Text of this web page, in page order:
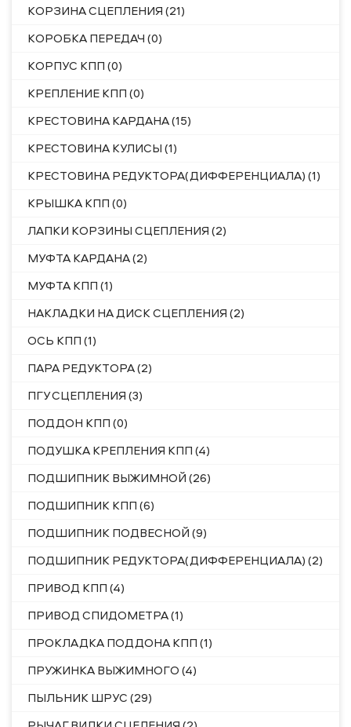
КОРЗИНА СЦЕПЛЕНИЯ (21)
КОРОБКА ПЕРЕДАЧ (0)
КОРПУС КПП (0)
КРЕПЛЕНИЕ КПП (0)
КРЕСТОВИНА КАРДАНА (15)
КРЕСТОВИНА КУЛИСЫ (1)
КРЕСТОВИНА РЕДУКТОРА(ДИФФЕРЕНЦИАЛА) (1)
КРЫШКА КПП (0)
ЛАПКИ КОРЗИНЫ СЦЕПЛЕНИЯ (2)
МУФТА КАРДАНА (2)
МУФТА КПП (1)
НАКЛАДКИ НА ДИСК СЦЕПЛЕНИЯ (2)
ОСЬ КПП (1)
ПАРА РЕДУКТОРА (2)
ПГУ СЦЕПЛЕНИЯ (3)
ПОДДОН КПП (0)
ПОДУШКА КРЕПЛЕНИЯ КПП (4)
ПОДШИПНИК ВЫЖИМНОЙ (26)
ПОДШИПНИК КПП (6)
ПОДШИПНИК ПОДВЕСНОЙ (9)
ПОДШИПНИК РЕДУКТОРА(ДИФФЕРЕНЦИАЛА) (2)
ПРИВОД КПП (4)
ПРИВОД СПИДОМЕТРА (1)
ПРОКЛАДКА ПОДДОНА КПП (1)
ПРУЖИНКА ВЫЖИМНОГО (4)
ПЫЛЬНИК ШРУС (29)